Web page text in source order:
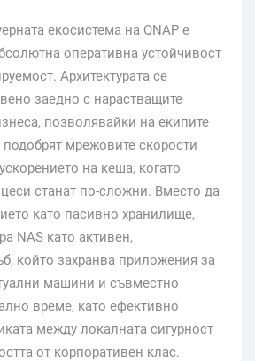
екосистема на QNAP е
оперативна устойчивост
Архитектурата се
заедно с нарастващите
позволявайки на екипите
мрежовите скорости
на кеша, когато
станат по-сложни. Вместо да
като пасивно хранилище,
NAS като активен,
който захранва приложения за
машини и съвместно
време, като ефективно
между локалната сигурност
от корпоративен клас.